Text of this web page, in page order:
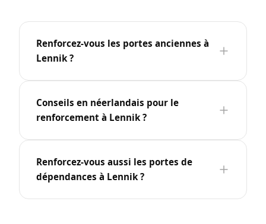
Renforcez-vous les portes anciennes à
Lennik ?
Conseils en néerlandais pour le
renforcement à Lennik ?
Renforcez-vous aussi les portes de
dépendances à Lennik ?